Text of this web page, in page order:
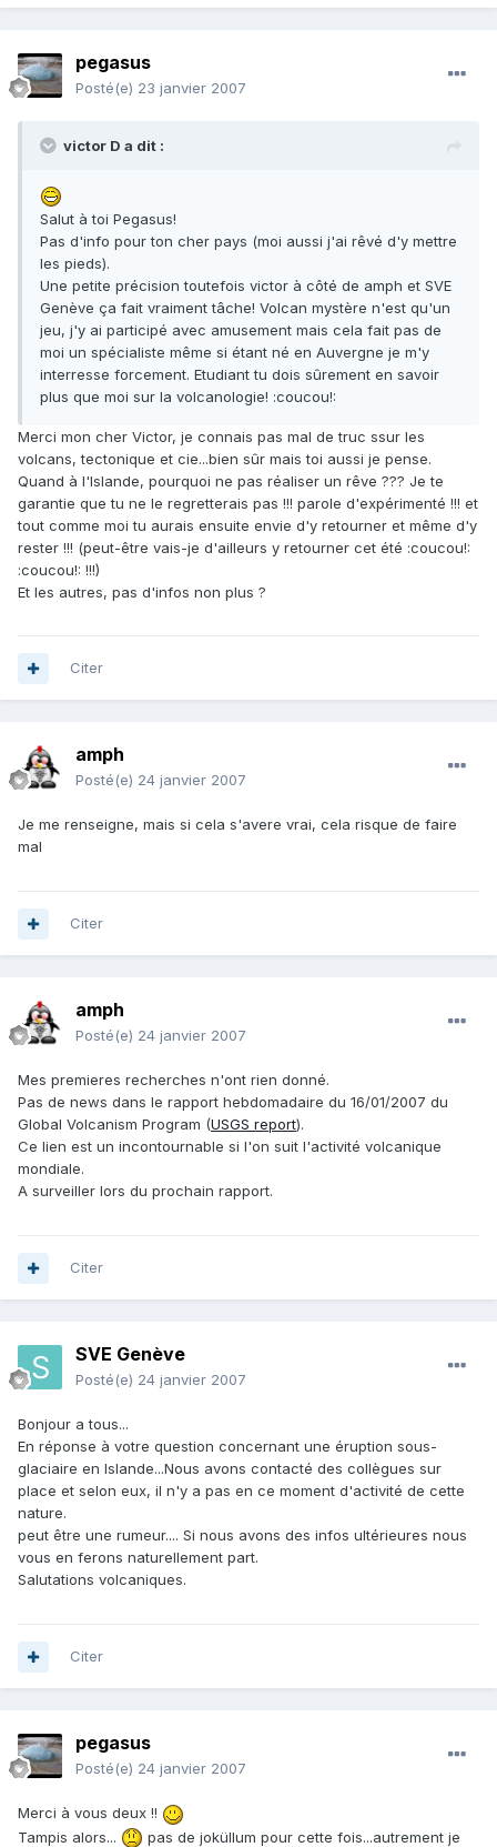
pegasus
Posté(e) 23 janvier 2007
victor D a dit :
Salut à toi Pegasus!
Pas d'info pour ton cher pays (moi aussi j'ai rêvé d'y mettre
les pieds).
Une petite précision toutefois victor à côté de amph et SVE
Genève ça fait vraiment tâche! Volcan mystère n'est qu'un
jeu, j'y ai participé avec amusement mais cela fait pas de
moi un spécialiste même si étant né en Auvergne je m'y
interresse forcement. Etudiant tu dois sûrement en savoir
plus que moi sur la volcanologie! :coucou!:
Merci mon cher Victor, je connais pas mal de truc ssur les
volcans, tectonique et cie...bien sûr mais toi aussi je pense.
Quand à l'Islande, pourquoi ne pas réaliser un rêve ??? Je te
garantie que tu ne le regretterais pas !!! parole d'expérimenté !!! et
tout comme moi tu aurais ensuite envie d'y retourner et même d'y
rester !!! (peut-être vais-je d'ailleurs y retourner cet été :coucou!:
:coucou!: !!!)
Et les autres, pas d'infos non plus ?
Citer
amph
Posté(e) 24 janvier 2007
Je me renseigne, mais si cela s'avere vrai, cela risque de faire
mal
Citer
amph
Posté(e) 24 janvier 2007
Mes premieres recherches n'ont rien donné.
Pas de news dans le rapport hebdomadaire du 16/01/2007 du
Global Volcanism Program (USGS report).
Ce lien est un incontournable si l'on suit l'activité volcanique
mondiale.
A surveiller lors du prochain rapport.
Citer
SVE Genève
Posté(e) 24 janvier 2007
Bonjour a tous...
En réponse à votre question concernant une éruption sous-
glaciaire en Islande...Nous avons contacté des collègues sur
place et selon eux, il n'y a pas en ce moment d'activité de cette
nature.
peut être une rumeur.... Si nous avons des infos ultérieures nous
vous en ferons naturellement part.
Salutations volcaniques.
Citer
pegasus
Posté(e) 24 janvier 2007
Merci à vous deux !!
Tampis alors...
pas de joküllum pour cette fois...autrement je